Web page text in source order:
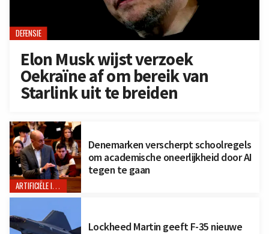
DEFENSIE
Elon Musk wijst verzoek
Oekraïne af om bereik van
Starlink uit te breiden
ARTIFICIËLE INTELLIGENTIE
Denemarken verscherpt schoolregels
om academische oneerlijkheid door AI
tegen te gaan
Lockheed Martin geeft F-35 nieuwe